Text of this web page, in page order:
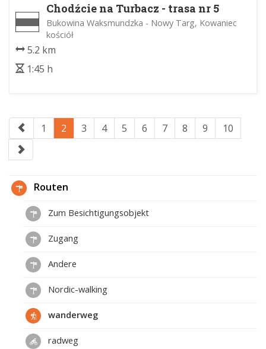
Chodźcie na Turbacz - trasa nr 5
Bukowina Waksmundzka - Nowy Targ, Kowaniec
kościół
5.2 km
1:45 h
1 2 3 4 5 6 7 8 9 10
Routen
Zum Besichtigungsobjekt
Zugang
Andere
Nordic-walking
wanderweg
radweg